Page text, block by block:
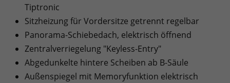
Tiptronic
Sitzheizung für Vordersitze getrennt regelbar
Panorama-Schiebedach, elektrisch öffnend
Zentralverriegelung "Keyless-Entry"
Abgedunkelte hintere Scheiben ab B-Säule
Außenspiegel mit Memoryfunktion elektrisch